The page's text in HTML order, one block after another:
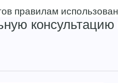
правилам